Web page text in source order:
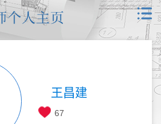
王昌建
67